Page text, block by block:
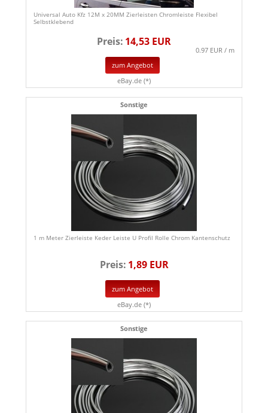
Universal Auto Kfz 12M x 20MM Zierleisten Chromleiste Flexibel
Selbstklebend
Preis: 14,53 EUR
0.97 EUR / m
zum Angebot
eBay.de (*)
Sonstige
1 m Meter Zierleiste Keder Leiste U Profil Rolle Chrom Kantenschutz
Preis: 1,89 EUR
zum Angebot
eBay.de (*)
Sonstige